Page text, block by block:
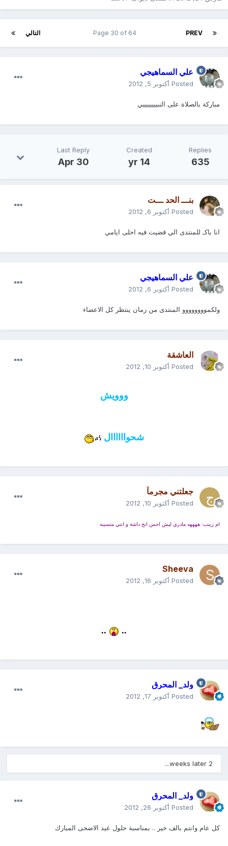
PREV التالي Page 30 of 64
علي السماهيجي
Posted أكتوبر 5, 2012
مباركة بالصلاة على النبيييييييي
Replies
635
Created
14 yr
Last Reply
Apr 30
بنـــ الحد ـــت
Posted أكتوبر 6, 2012
انا باكـ للمنتدى الي قضيت فيه احلى ايامي
علي السماهيجي
Posted أكتوبر 6, 2012
ولكموووووووو المنتدى من زمان ينتظر كل الاعضاء
العاشقة
Posted أكتوبر 10, 2012
ووويش
شحواااااال
جعلتني مجرمآ
Posted أكتوبر 10, 2012
ام زينب: ههههه مادري ليش احس انج داشة و انتي متسببه
Sheeva
Posted أكتوبر 16, 2012
..
..
ولد_ المحرق
Posted أكتوبر 17, 2012
2 weeks later...
ولد_ المحرق
Posted أكتوبر 26, 2012
كل عام وانتم بالف خير .. بمناسبة حلول عيد الاضحى المبارك